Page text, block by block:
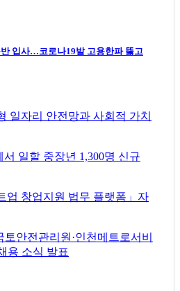
입사…코로나19발 고용한파 뚫고
일자리 안전망과 사회적 가치
일할 중장년 1,300명 신규
업 창업지원 법무 플랫폼」자
토안전관리원·인천메트로서비
용 소식 발표